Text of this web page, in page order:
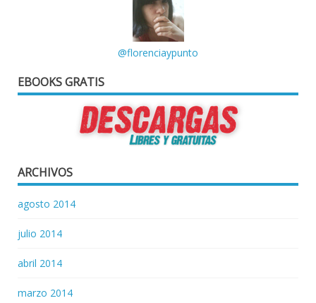
@florenciaypunto
EBOOKS GRATIS
ARCHIVOS
agosto 2014
julio 2014
abril 2014
marzo 2014